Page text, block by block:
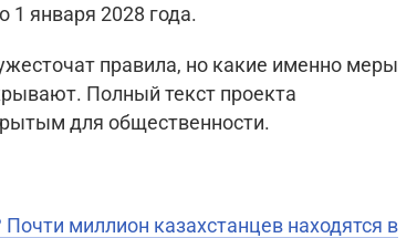
1 января 2028 года.
правила, но какие именно меры
Полный текст проекта
для общественности.
миллион казахстанцев находятся в